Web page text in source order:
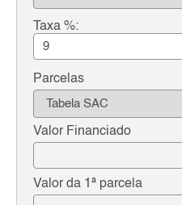
Taxa %:
Parcelas
Valor Financiado
Valor da 1ª parcela